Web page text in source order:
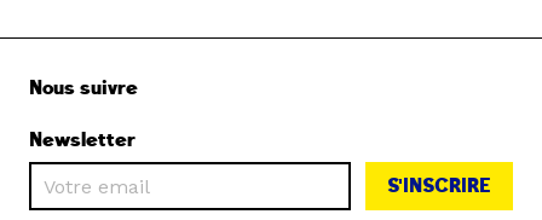
Nous suivre
Newsletter
S'INSCRIRE